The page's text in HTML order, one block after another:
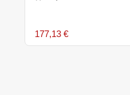
177,13 €